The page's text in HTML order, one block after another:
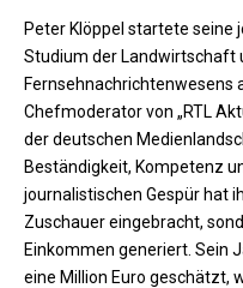
Peter Klöppel startete seine
Studium der Landwirtschaft
Fernsehnachrichtenwesens
Chefmoderator von „RTL
der deutschen
Beständigkeit, Kompetenz
journalistischen Gespür hat
Zuschauer eingebracht,
Einkommen generiert. Sein
eine Million Euro geschätzt,